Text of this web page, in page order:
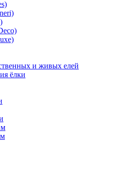
и живых елей
ёлки
м